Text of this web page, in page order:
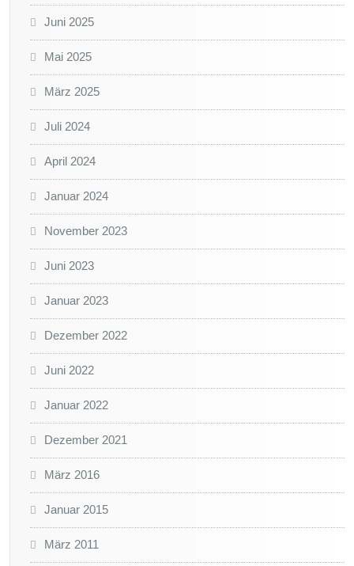
Juni 2025
Mai 2025
März 2025
Juli 2024
April 2024
Januar 2024
November 2023
Juni 2023
Januar 2023
Dezember 2022
Juni 2022
Januar 2022
Dezember 2021
März 2016
Januar 2015
März 2011